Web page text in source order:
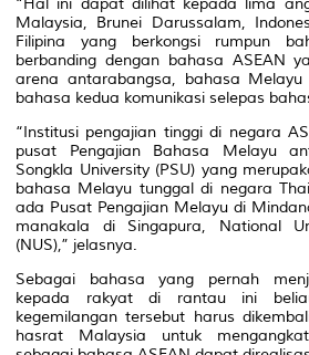
Malaysia, Brunei Darussalam,
Filipina yang berkongsi rumpun
berbanding dengan bahasa ASEAN
arena antarabangsa, bahasa Melayu
bahasa kedua komunikasi selepas
“Institusi pengajian tinggi di negara
pusat Pengajian Bahasa Melayu
Songkla University (PSU) yang
bahasa Melayu tunggal di negara
ada Pusat Pengajian Melayu di
manakala di Singapura, National
(NUS),” jelasnya.
Sebagai bahasa yang pernah
kepada rakyat di rantau ini
kegemilangan tersebut harus
hasrat Malaysia untuk